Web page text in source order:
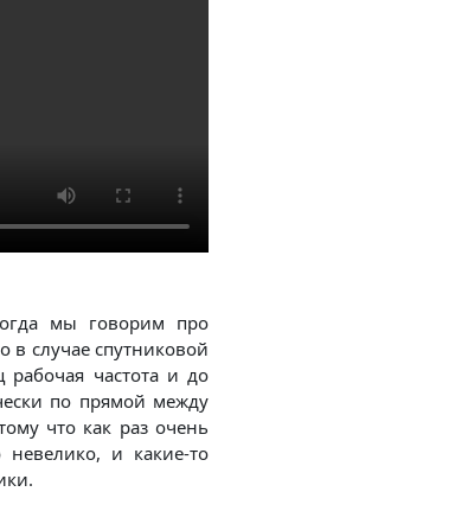
мы говорим про
в случае спутниковой
частота и до
по прямой между
что как раз очень
и какие-то